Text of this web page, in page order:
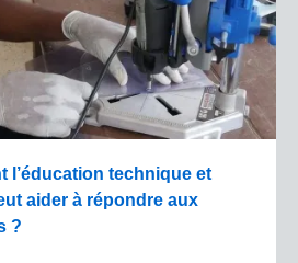
l’éducation technique et
aider à répondre aux
?